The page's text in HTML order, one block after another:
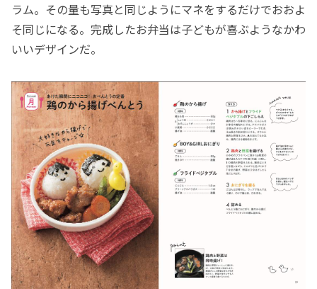
ラム。その量も写真と同じようにマネをするだけでおおよ
そ同じになる。完成したお弁当は子どもが喜ぶようなかわ
いいデザインだ。